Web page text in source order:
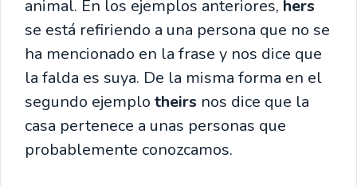
animal. En los ejemplos anteriores, hers
se está refiriendo a una persona que no se
ha mencionado en la frase y nos dice que
la falda es suya. De la misma forma en el
segundo ejemplo theirs nos dice que la
casa pertenece a unas personas que
probablemente conozcamos.